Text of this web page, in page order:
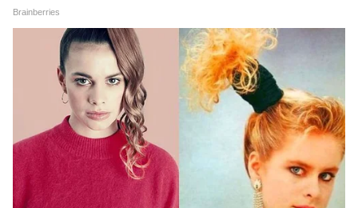
Image Credit : Pinterest
3. पत्थर की फारसी पर छापे हाथ के निशान
गार्डन को और अट्रैक्टिव बनाने के लिए आप पाथ-वे पर
पत्थर की फारसी लगाकर इन पर डिजाइन बना सकते हैं।
आप इन फारसी पर रंग-बिरंगे हाथ की डिजाइन छाप
सकते हैं या फिर अपनी पसंद की पेंटिंग भी बना सकते हैं।